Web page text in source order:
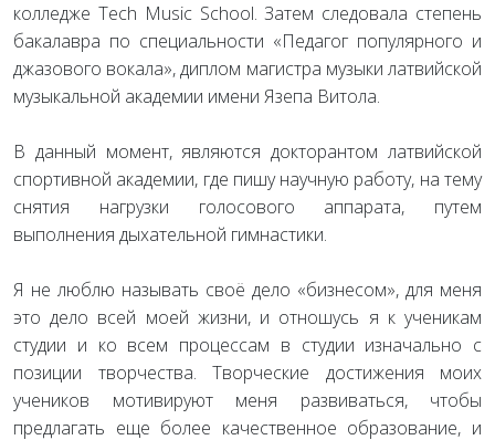
колледже Tech Music School. Затем следовала степень
бакалавра по специальности «Педагог популярного и
джазового вокала», диплом магистра музыки латвийской
музыкальной академии имени Язепа Витола.
В данный момент, являются докторантом латвийской
спортивной академии, где пишу научную работу, на тему
снятия нагрузки голосового аппарата, путем
выполнения дыхательной гимнастики.
Я не люблю называть своё дело «бизнесом», для меня
это дело всей моей жизни, и отношусь я к ученикам
студии и ко всем процессам в студии изначально с
позиции творчества. Творческие достижения моих
учеников мотивируют меня развиваться, чтобы
предлагать еще более качественное образование, и